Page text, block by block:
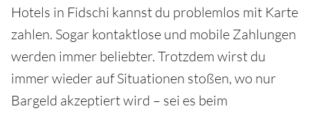
Hotels in Fidschi kannst du problemlos mit Karte
zahlen. Sogar kontaktlose und mobile Zahlungen
werden immer beliebter. Trotzdem wirst du
immer wieder auf Situationen stoßen, wo nur
Bargeld akzeptiert wird – sei es beim